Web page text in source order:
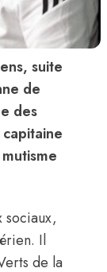
suite
de
des
sociaux,
Il
de la